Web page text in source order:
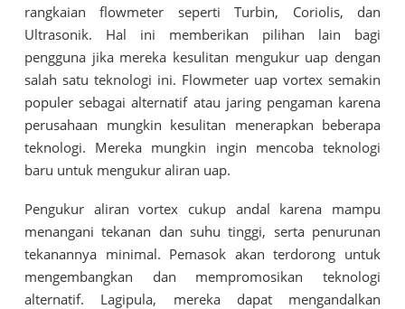
rangkaian flowmeter seperti Turbin, Coriolis, dan
Ultrasonik. Hal ini memberikan pilihan lain bagi
pengguna jika mereka kesulitan mengukur uap dengan
salah satu teknologi ini. Flowmeter uap vortex semakin
populer sebagai alternatif atau jaring pengaman karena
perusahaan mungkin kesulitan menerapkan beberapa
teknologi. Mereka mungkin ingin mencoba teknologi
baru untuk mengukur aliran uap.
Pengukur aliran vortex cukup andal karena mampu
menangani tekanan dan suhu tinggi, serta penurunan
tekanannya minimal. Pemasok akan terdorong untuk
mengembangkan dan mempromosikan teknologi
alternatif. Lagipula, mereka dapat mengandalkan